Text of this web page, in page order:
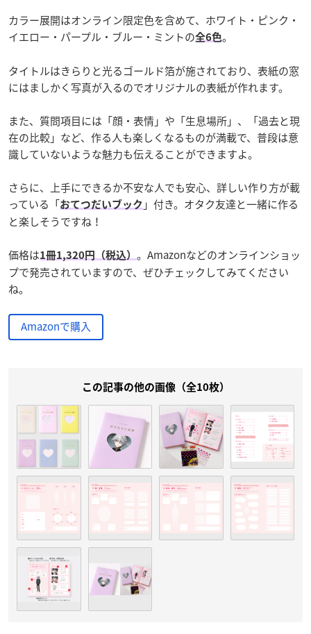
カラー展開はオンライン限定色を含めて、ホワイト・ピンク・
イエロー・パープル・ブルー・ミントの全6色。
タイトルはきらりと光るゴールド箔が施されており、表紙の窓
にはましかく写真が入るのでオリジナルの表紙が作れます。
また、質問項目には「顔・表情」や「生息場所」、「過去と現
在の比較」など、作る人も楽しくなるものが満載で、普段は意
識していないような魅力も伝えることができますよ。
さらに、上手にできるか不安な人でも安心、詳しい作り方が載
っている「おてつだいブック 」付き。オタク友達と一緒に作る
と楽しそうですね！
価格は1冊1,320円（税込） 。Amazonなどのオンラインショッ
プで発売されていますので、ぜひチェックしてみてください
ね。
Amazonで購入
この記事の他の画像（全10枚）